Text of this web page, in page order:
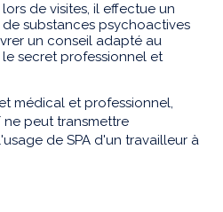
de visites, il effectue un
substances psychoactives
un conseil adapté au
secret professionnel et
médical et professionnel,
ne peut transmettre
de SPA d'un travailleur à